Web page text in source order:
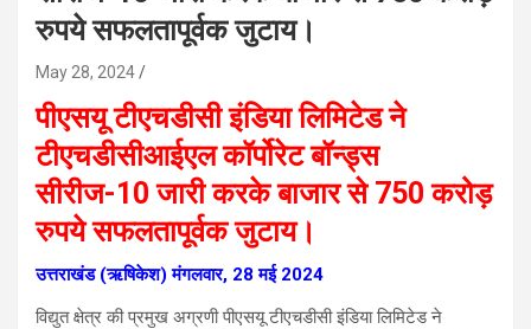
रुपये सफलतापूर्वक जुटाय।
May 28, 2024
पीएसयू टीएचडीसी इंडिया लिमिटेड ने
टीएचडीसीआईएल कॉर्पोरेट बॉन्ड्स
सीरीज-10 जारी करके बाजार से 750 करोड़
रुपये सफलतापूर्वक जुटाय।
उत्तराखंड (ऋषिकेश) मंगलवार, 28 मई 2024
विद्युत क्षेत्र की प्रमुख अग्रणी पीएसयू टीएचडीसी इंडिया लिमिटेड ने